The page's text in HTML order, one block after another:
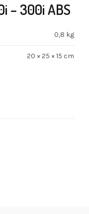
– 300i ABS
0,8 kg
20 × 25 × 15 cm